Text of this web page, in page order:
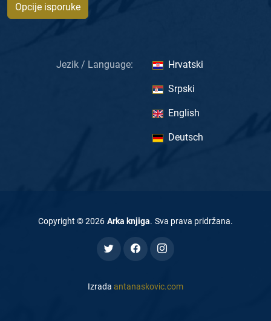
Opcije isporuke
Jezik / Language: Hrvatski
Srpski
English
Deutsch
Copyright ©2026 Arka knjiga. Sva prava pridržana.
Izrada antanaskovic.com